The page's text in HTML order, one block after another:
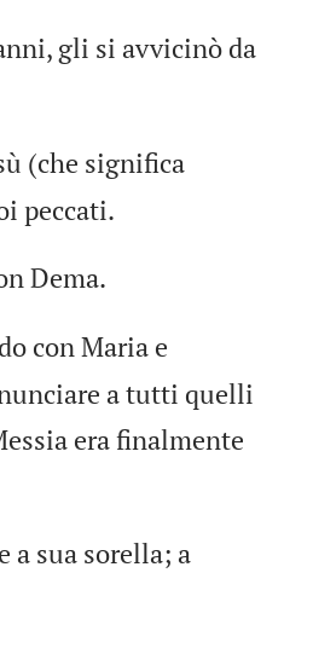
gli si avvicinò da
(che significa
peccati.
Dema.
con Maria e
a tutti quelli
era finalmente
a sua sorella; a